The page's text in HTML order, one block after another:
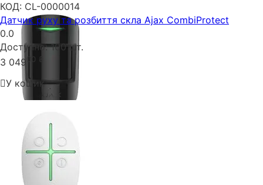
КОД: CL-0000014
Датчик руху та розбиття скла Ajax CombiProtect
0.0
Доступно: 100 шт.
3 049 00 ₴
У кошик